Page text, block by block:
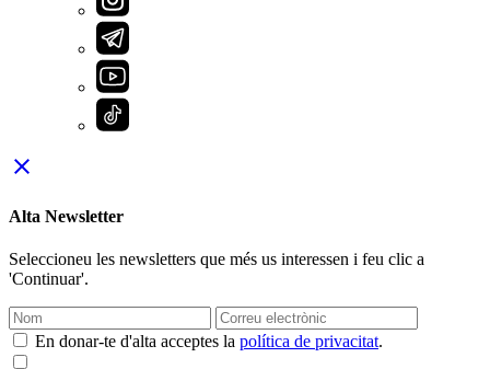
close
Alta Newsletter
Seleccioneu les newsletters que més us interessen i feu clic a
'Continuar'.
En donar-te d'alta acceptes la política de privacitat.